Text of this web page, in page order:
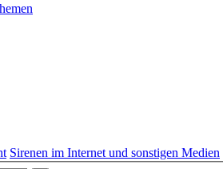
Sirenen im Internet und sonstigen Medien